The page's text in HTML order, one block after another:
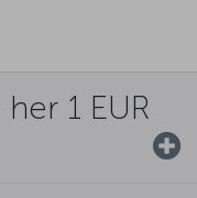
1 EUR